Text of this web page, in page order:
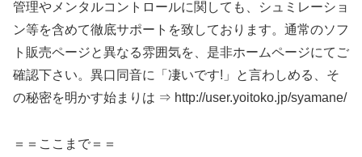
管理やメンタルコントロールに関しても、シュミレーショ
ン等を含めて徹底サポートを致しております。通常のソフ
ト販売ページと異なる雰囲気を、是非ホームページにてご
確認下さい。異口同音に「凄いです!」と言わしめる、そ
の秘密を明かす始まりは ⇒ http://user.yoitoko.jp/syamane/
＝＝ここまで＝＝